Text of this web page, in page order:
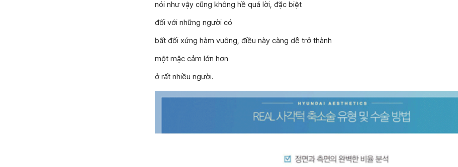
nói như vậy cũng không hề quá lời, đặc biệt
đối với những người có
bất đối xứng hàm vuông, điều này càng dễ trở thành
một mặc cảm lớn hơn
ở rất nhiều người.